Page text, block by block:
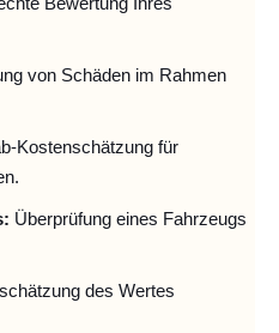
von Schäden im Rahmen
Kostenschätzung für
Überprüfung eines Fahrzeugs
des Wertes